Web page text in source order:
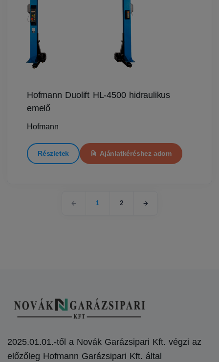
Hofmann Duolift HL-4500 hidraulikus
emelő
Hofmann
Részletek Ajánlatkéréshez adom
1 2
2025.01.01.-től a Novák Garázsipari Kft. végzi az
előzőleg Hofmann Garázsipari Kft. által